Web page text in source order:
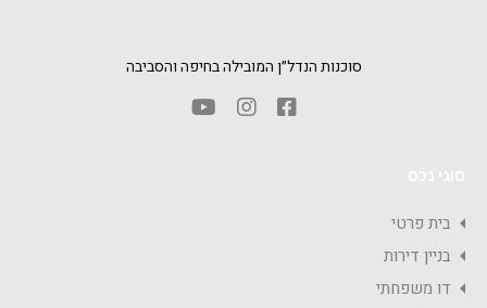
סוכנות הנדל״ן המובילה בחיפה והסביבה
בית פרטי
בניין דירות
דו משפחתי